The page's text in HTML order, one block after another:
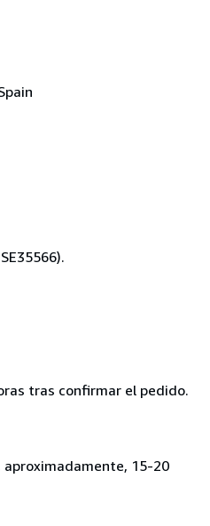
tras confirmar el pedido.
15-20